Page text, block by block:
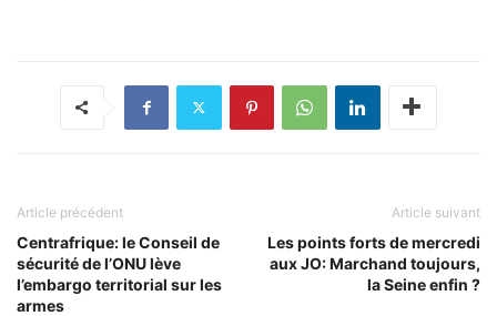
Article précédent
Centrafrique: le Conseil de
sécurité de l’ONU lève
l’embargo territorial sur les
armes
Article suivant
Les points forts de mercredi
aux JO: Marchand toujours,
la Seine enfin ?